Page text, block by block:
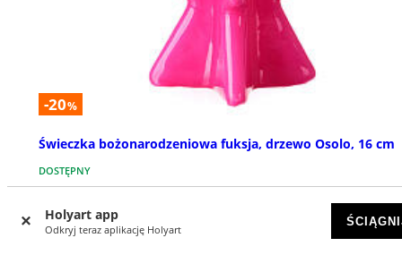
Holyart app
Odkryj teraz aplikację Holyart
-20%
Świeczka bożonarodzeniowa fuksja, drzewo Osolo, 16 cm
DOSTĘPNY
zł 68,61 zł 85,77